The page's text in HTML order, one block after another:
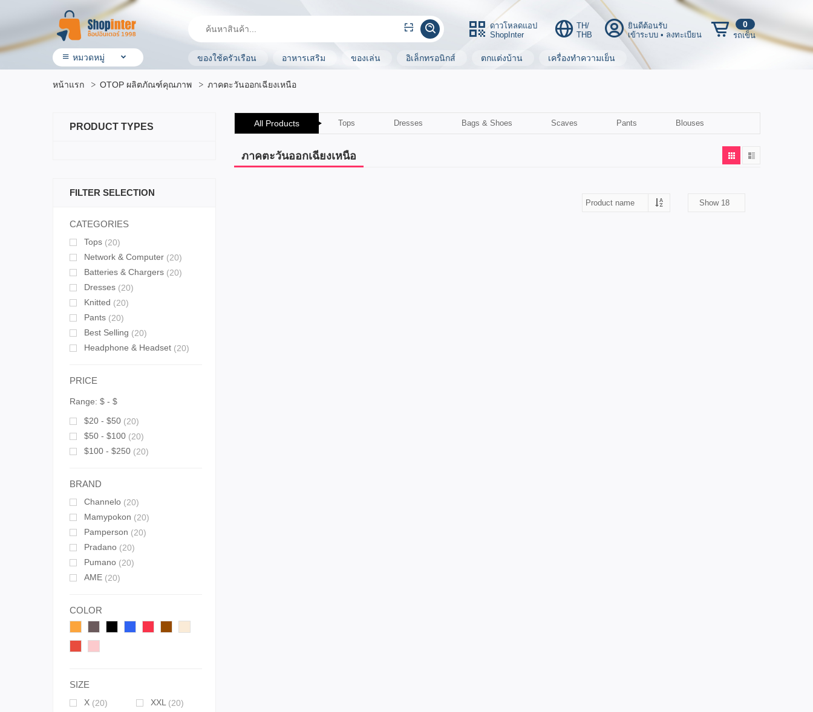
ดาวโหลดแอป
ShopInter
TH/
THB
ยินดีต้อนรับ
เข้าระบบ • ลงทะเบียน
0
รถเข็น
หมวดหมู่
• โรงแรมและบริการ
• ผลิตภัณฑ์ทางการเกษตร
• สุขภาพและความงาม
• บ้าน ที่ดิน & ผลิตภัณฑ์ของใช้
• แฟชั่น เครื่องประดับ
• กีฬาและ การเดินทาง
• ยานยนต์ & อุปกรณ์เสริม
ของใช้ครัวเรือน อาหารเสริม ของเล่น อิเล็กทรอนิกส์ ตกแต่งบ้าน เครื่องทำความเย็น
หน้าแรก OTOP ผลิตภัณฑ์คุณภาพ ภาคตะวันออกเฉียงเหนือ
All Products Tops Dresses Bags & Shoes Scaves Pants Blouses
ภาคตะวันออกเฉียงเหนือ
PRODUCT TYPES
FILTER SELECTION
CATEGORIES
Tops (20)
Network & Computer (20)
Batteries & Chargers (20)
Dresses (20)
Knitted (20)
Pants (20)
Best Selling (20)
Headphone & Headset (20)
PRICE
Range: $ - $
$20 - $50 (20)
$50 - $100 (20)
$100 - $250 (20)
BRAND
Channelo (20)
Mamypokon (20)
Pamperson (20)
Pradano (20)
Pumano (20)
AME (20)
COLOR
SIZE
X (20) XXL (20)